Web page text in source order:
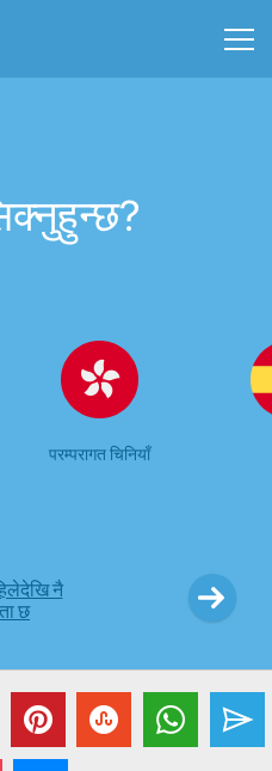
परम्परागत चिनियाँ
नै
छ